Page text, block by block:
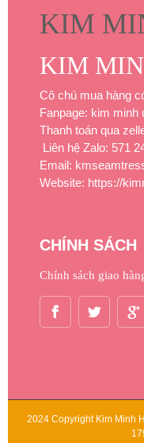
KIM
KIM
Cô chú mua hàng
Fanpage: kim
Thanh toán qua
Liên hệ Zalo: 571
Email:
Website: https://
CHÍNH SÁCH
Chính sách giao
2024 Copyright Kim Minh